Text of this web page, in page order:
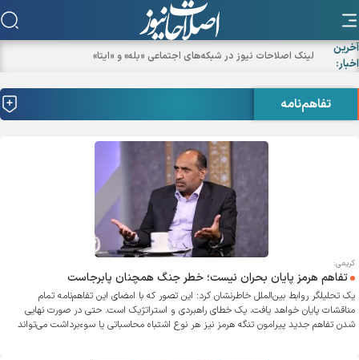
آخرین
اخبار:
تفاهم‌نامه
کریمی:
تفاهم هرمز پایان بحران نیست؛ خطر جنگ همچنان پابرجاست
یک تحلیلگر روابط بین‌الملل خاطرنشان کرد: این تصور که با امضای این تفاهم‌نامه تمام
مناقشات پایان خواهد یافت، یک خطای راهبردی و استراتژیک است. حتی در صورت نهایی
شدن تفاهم جدید پیرامون تنگه هرمز نیز هر نوع اشتباه محاسباتی یا سوءبرداشت می‌تواند